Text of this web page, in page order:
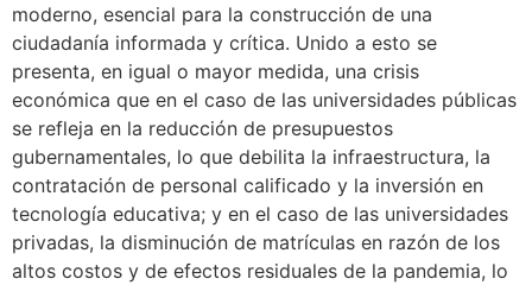
moderno, esencial para la construcción de una
ciudadanía informada y crítica. Unido a esto se
presenta, en igual o mayor medida, una crisis
económica que en el caso de las universidades públicas
se refleja en la reducción de presupuestos
gubernamentales, lo que debilita la infraestructura, la
contratación de personal calificado y la inversión en
tecnología educativa; y en el caso de las universidades
privadas, la disminución de matrículas en razón de los
altos costos y de efectos residuales de la pandemia, lo